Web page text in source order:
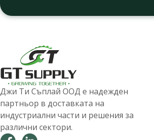
Джи Ти Съплай ООД е надежден
партньор в доставката на
индустриални части и решения за
различни сектори.